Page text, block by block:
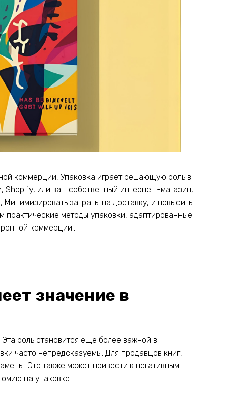
коммерции, Упаковка играет решающую роль в
Shopify, или ваш собственный интернет -магазин,
затраты на доставку, и повысить
практические методы упаковки, адаптированные
коммерции..
значение в
роль становится еще более важной в
часто непредсказуемы. Для продавцов книг,
Это также может привести к негативным
на упаковке..